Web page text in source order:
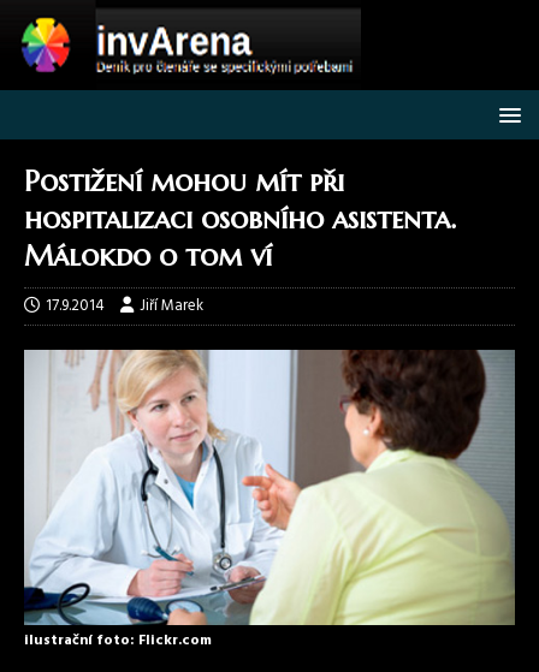
Postižení mohou mít při
hospitalizaci osobního asistenta.
Málokdo o tom ví
17.9.2014 Jiří Marek
ilustrační foto: Flickr.com